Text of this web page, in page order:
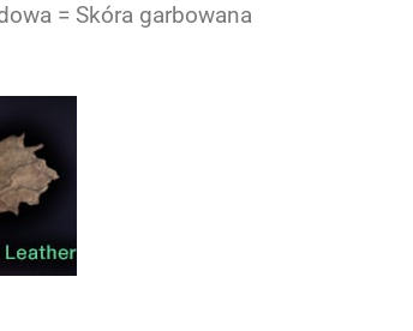
= Skóra garbowana